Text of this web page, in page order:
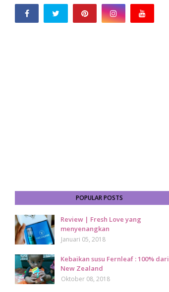
POPULAR POSTS
Review | Fresh Love yang
menyenangkan
Januari 05, 2018
Kebaikan susu Fernleaf : 100% dari
New Zealand
Oktober 08, 2018